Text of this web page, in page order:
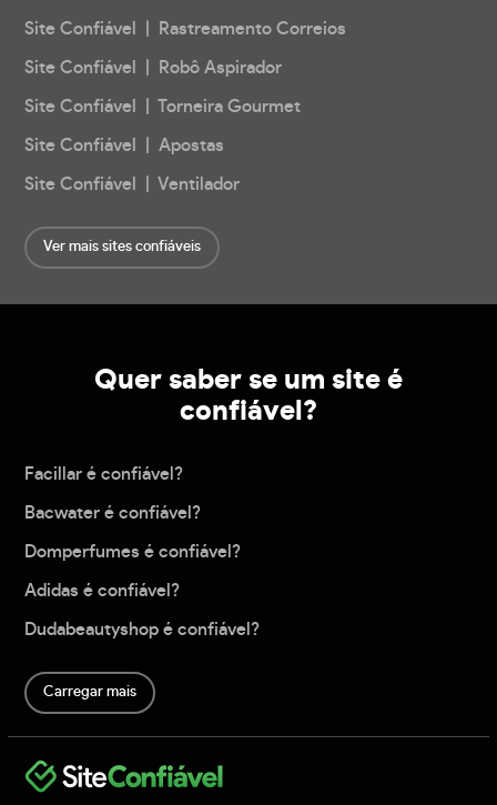
Site Confiável | Rastreamento Correios
Site Confiável | Robô Aspirador
Site Confiável | Torneira Gourmet
Site Confiável | Apostas
Site Confiável | Ventilador
Ver mais sites confiáveis
Quer saber se um site é
confiável?
Facillar é confiável?
Bacwater é confiável?
Domperfumes é confiável?
Adidas é confiável?
Dudabeautyshop é confiável?
Carregar mais